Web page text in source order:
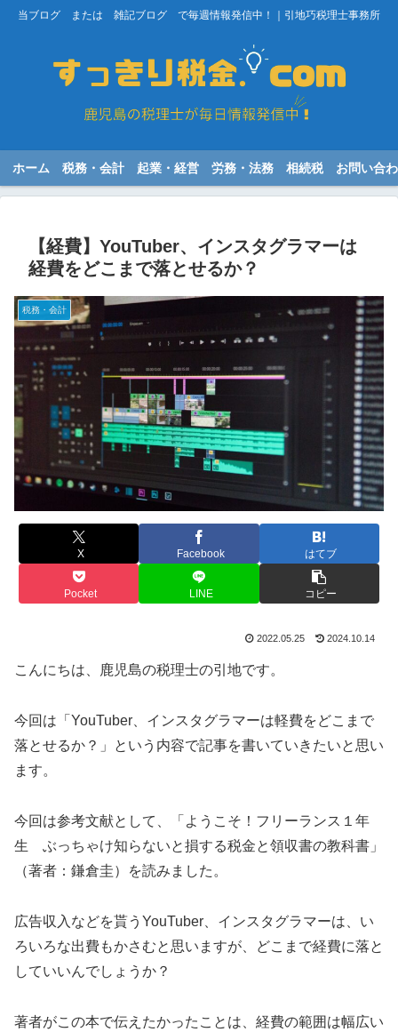
当ブログ または 雑記ブログ で毎週情報発信中！｜引地巧税理士事務所
ホーム 税務・会計 起業・経営 労務・法務 相続税 お問い合
【経費】YouTuber、インスタグラマーは
経費をどこまで落とせるか？
税務・会計
X Facebook はてブ
Pocket LINE コピー
2022.05.25 2024.10.14
こんにちは、鹿児島の税理士の引地です。
今回は「YouTuber、インスタグラマーは軽費をどこまで
落とせるか？」という内容で記事を書いていきたいと思い
ます。
今回は参考文献として、「ようこそ！フリーランス１年
生 ぶっちゃけ知らないと損する税金と領収書の教科書」
（著者：鎌倉圭）を読みました。
広告収入などを貰うYouTuber、インスタグラマーは、い
ろいろな出費もかさむと思いますが、どこまで経費に落と
していいんでしょうか？
著者がこの本で伝えたかったことは、経費の範囲は幅広い